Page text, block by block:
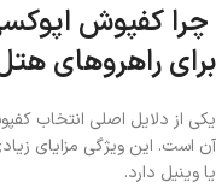
چرا کفپوش
برای راهروهای
یکی از دلایل اصلی انتخاب
آن است. این ویژگی مزایای
یا وینیل دارد.